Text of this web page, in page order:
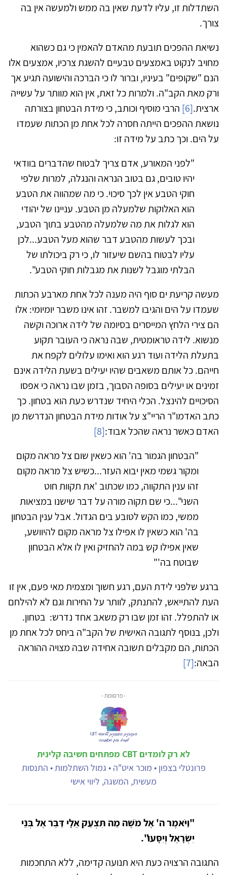
השתדלות זו, עליו לדעת שאין בה ממש ולמעשה אין בה
צורך.
נשיאת ההפכים תובעת מהאדם להאמין כי גם כשהוא
מחויב לנקוט באמצעים טבעיים להשגת צרכיו, אמצעים אלו
הנם "שקופים" בעיניו, וברור לו כי הברכה והישועה תגיע אך
ורק מאת הקב"ה. ולמרות כל זאת, אין הוא מוותר על עשייה
ארצית.[6] הרבי מוסיף וכותב, כי מידת הבטחון בצורתה
נושאת ההפכים הייתה חסרה לכל אחת מן הכתות שעמדו
על הים. וכך כתב על מידה זו:
"לפני המאורע, אדם צריך לבטוח שהדברים בוודאי
יהיו טובים, גם בטוב הנראה והנגלה, למרות שלפי
חוקי הטבע אין לכך סיכוי. כי מה שמהווה את הטבע
הוא האלוקות שלמעלה מן הטבע. עניינו של יהודי
הוא לגלות את מה שלמעלה מהטבע בתוך הטבע,
ובכך לעשות מהטבע דבר שהוא מעל הטבע...לכן
עליו לבטוח בהשם שיעזור לו, כי רק ביכולתו של
הבלתי מוגבל לשנות את מגבלות חוקי הטבע".
מעשה קריעת ים סוף היה מענה לכל אחת מארבע הכתות
שעמדו על הים והגיבו למשבר. זהו אינו משבר יומיומי: אלו
הם צירי הלחץ המייסרים בסיומה של לידה ארוכה וקשה
מנשוא. לידה טראומטית, שבה נראה כי העובר תקוע
בתעלת הלידה ועוד רגע הוא ואימו עלולים לקפח את
חייהם. כל אותם משאבים שהיו יעילים בשעת הלידה אינם
זמינים או יעילים בסופה הסבוך, בזמן שבו נראה כי אפסו
הסיכויים להינצל. הכלי היחיד שנדרש כעת הוא בטחון. כך
כתב האדמו"ר הריי"צ על אודות מידת הבטחון הנדרשת מן
האדם כאשר נראה שהכל אבוד:[8]
"הבטחון הגמור בה' הוא כשאין שום צל מראה מקום
ומקור גשמי מאין יבוא העזר...כשיש צל מראה מקום
זהו ענין התקווה, כמו שכתוב 'את תקוות חוט
השני"...כי שם תקוה מורה על דבר שישנו במציאות
ממשי, כמו הקש לטובע בים הגדול. אבל ענין הבטחון
בה' הוא כשאין לו אפילו צל מראה מקום להיוושע,
שאין אפילו קש במה להחזיק ואין לו אלא הבטחון
שבוטח בה'"
ברגע שלפני לידת העם, רגע חשוך ומצמית מאי פעם, אין זו
העת להתייאש, להתנתק, לוותר על החירות וגם לא להילחם
או להתפלל. זהו זמן שבו רק משאב אחד נדרש: בטחון.
ולכן, בנוסף לתגובה האישית של הקב"ה ביחס לכל אחת מן
הכתות, הם מקבלים תשובה אחידה שבה מצויה ההוראה
הבאה:[7]
- פרסומת -
לא רק לומדים CBT מפתחים חשיבה קלינית
פרונטלי בצפון • מוכר איט"ה • גמול השתלמות • התנסות
מעשית, המשגה, ליווי אישי
"וַיֹּאמֶר ה' אֶל מֹשֶׁה מַה תִּצְעַק אֵלָי דַּבֵּר אֶל בְּנֵי
יִשְׂרָאֵל וְיִסָּעוּ".
התגובה הרצויה כעת היא תנועה קדימה, ללא התחכמות